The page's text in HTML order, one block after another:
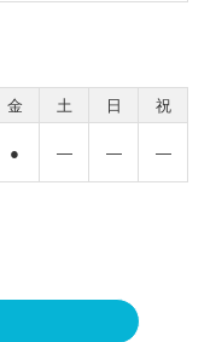
金 土 日
祝
● ― ― ―